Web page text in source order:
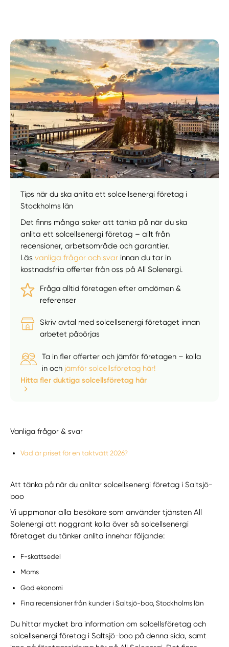
Tips när du ska anlita ett solcellsenergi företag i
Stockholms län
Det finns många saker att tänka på när du ska
anlita ett solcellsenergi företag – allt från
recensioner, arbetsområde och garantier.
Läsvanliga frågor och svar innan du tar in
kostnadsfria offerter från oss på All Solenergi.
Fråga alltid företagen efter omdömen &
referenser
Skriv avtal med solcellsenergi företaget innan
arbetet påbörjas
Ta in fler offerter och jämför företagen – kolla
in och jämför solcellsföretag här!
Hitta fler duktiga solcellsföretag här
Vanliga frågor & svar
Vad är priset för en taktvätt 2026?
Att tänka på när du anlitar solcellsenergi företag i Saltsjö-
boo
Vi uppmanar alla besökare som använder tjänsten All
Solenergi att noggrant kolla över så solcellsenergi
företaget du tänker anlita innehar följande:
F-skattsedel
Moms
God ekonomi
Fina recensioner från kunder i Saltsjö-boo, Stockholms län
Du hittar mycket bra information om solcellsföretag och
solcellsenergi företag i Saltsjö-boo på denna sida, samt